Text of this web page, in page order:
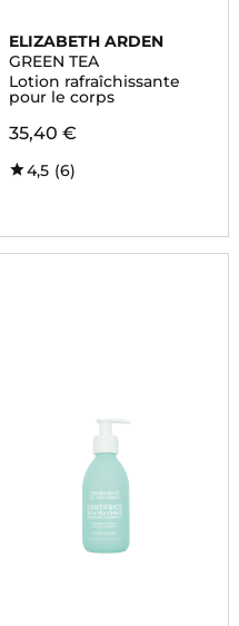
ELIZABETH ARDEN
GREEN TEA
Lotion rafraîchissante
pour le corps
35,40 €
4,5 (6)